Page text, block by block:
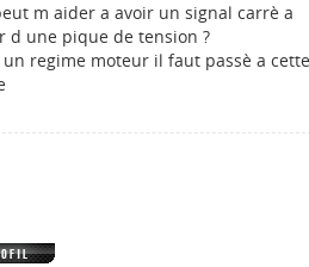
m aider a avoir un signal carrè a
d une pique de tension ?
regime moteur il faut passè a cette